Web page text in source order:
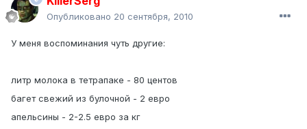
Опубликовано 20 сентября, 2010
У меня воспоминания чуть другие:
литр молока в тетрапаке - 80 центов
багет свежий из булочной - 2 евро
апельсины - 2-2.5 евро за кг